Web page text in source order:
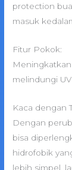
protection
masuk
Fitur Pokok:
melindungi
Kaca dengan
Dengan
bisa
hidrofobik
lebih simpel,